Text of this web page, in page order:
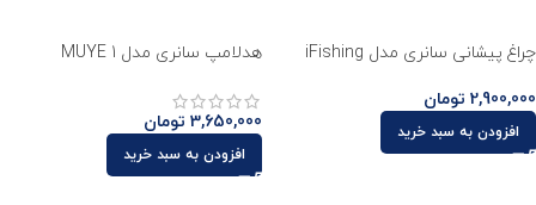
سانری
چراغ پیشانی سانری مدل iFishing
2,900,000 تومان
افزودن به سبد خرید
هدلامپ سانری مدل MUYE 1
3,650,000 تومان
افزودن به سبد خرید